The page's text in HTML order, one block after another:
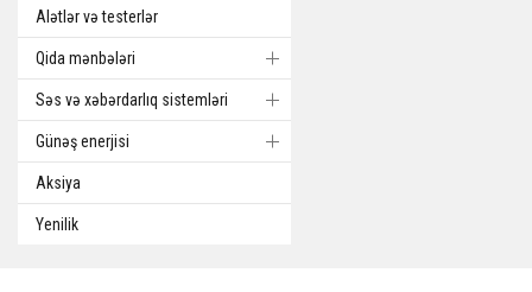
Alətlər və testerlər
Qida mənbələri
Səs və xəbərdarlıq sistemləri
Günəş enerjisi
Aksiya
Yenilik